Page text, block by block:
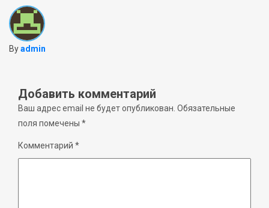
Byadmin
Добавить комментарий
Ваш адрес email не будет опубликован. Обязательные
поля помечены *
Комментарий *